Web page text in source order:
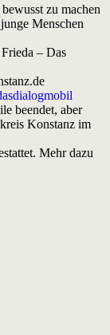
zu machen
Menschen
– Das
beendet, aber
Konstanz im
Mehr dazu